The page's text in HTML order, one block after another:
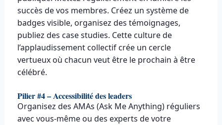
succès de vos membres. Créez un système de
badges visible, organisez des témoignages,
publiez des case studies. Cette culture de
l’applaudissement collectif crée un cercle
vertueux où chacun veut être le prochain à être
célébré.
Pilier #4 – Accessibilité des leaders
Organisez des AMAs (Ask Me Anything) réguliers
avec vous-même ou des experts de votre